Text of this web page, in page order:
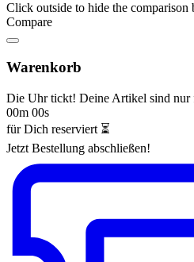
Click outside to hide the comparison
Compare
Warenkorb
Die Uhr tickt! Deine Artikel sind nur
00m 00s
für Dich reserviert ⏳
Jetzt Bestellung abschließen!